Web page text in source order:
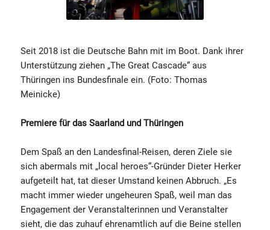
Seit 2018 ist die Deutsche Bahn mit im Boot. Dank ihrer
Unterstützung ziehen „The Great Cascade“ aus
Thüringen ins Bundesfinale ein. (Foto: Thomas
Meinicke)
Premiere für das Saarland und Thüringen
Dem Spaß an den Landesfinal-Reisen, deren Ziele sie
sich abermals mit „local heroes“-Gründer Dieter Herker
aufgeteilt hat, tat dieser Umstand keinen Abbruch. „Es
macht immer wieder ungeheuren Spaß, weil man das
Engagement der Veranstalterinnen und Veranstalter
sieht, die das zuhauf ehrenamtlich auf die Beine stellen